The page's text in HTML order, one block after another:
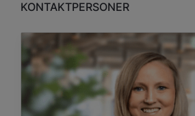
KONTAKTPERSONER